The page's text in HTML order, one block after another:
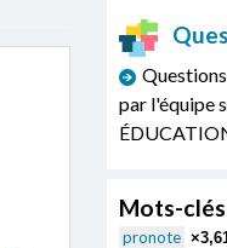
par l'équipe
Mots-
pronote